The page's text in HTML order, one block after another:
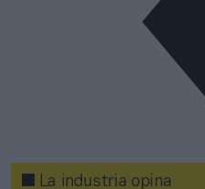
La industria opina